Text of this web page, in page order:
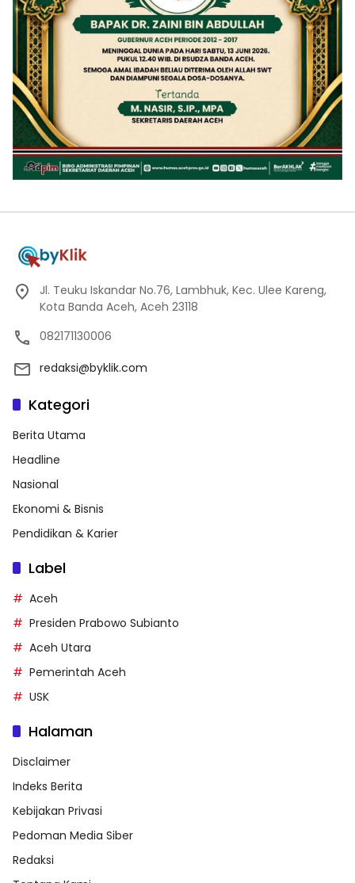
Jl. Teuku Iskandar No.76, Lambhuk, Kec. Ulee Kareng,
Kota Banda Aceh, Aceh 23118
082171130006
redaksi@byklik.com
Kategori
Berita Utama
Headline
Nasional
Ekonomi & Bisnis
Pendidikan & Karier
Label
Aceh
Presiden Prabowo Subianto
Aceh Utara
Pemerintah Aceh
USK
Halaman
Disclaimer
Indeks Berita
Kebijakan Privasi
Pedoman Media Siber
Redaksi